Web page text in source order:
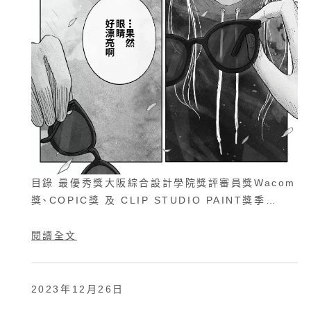
目錄 最優秀獎大阪綜合設計學院獎評審員獎Wacom
獎、COPIC獎 及 CLIP STUDIO PAINT獎季…
閱讀全文
2023年12月26日